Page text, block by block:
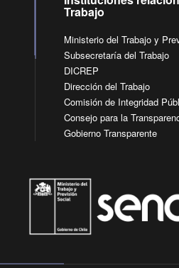
Trabajo
Ministerio del Trabajo y
Subsecretaría del Trabajo
DICREP
Dirección del Trabajo
Comisión de Integridad
Consejo para la
Gobierno Transparente